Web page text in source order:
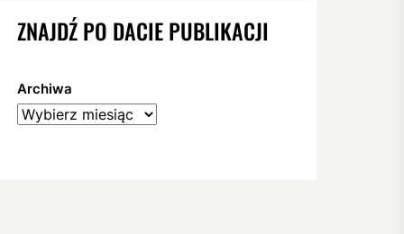
ZNAJDŹ PO DACIE PUBLIKACJI
Archiwa